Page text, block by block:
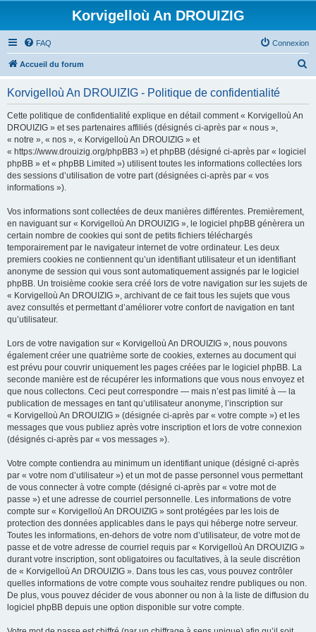
Korvigelloù An DROUIZIG
FAQ Connexion
Accueil du forum
Korvigelloù An DROUIZIG - Politique de confidentialité
Cette politique de confidentialité explique en détail comment « Korvigelloù An
DROUIZIG » et ses partenaires affiliés (désignés ci-après par « nous »,
« notre », « nos », « Korvigelloù An DROUIZIG » et
« https://www.drouizig.org/phpBB3 ») et phpBB (désigné ci-après par « logiciel
phpBB » et « phpBB Limited ») utilisent toutes les informations collectées lors
des sessions d’utilisation de votre part (désignées ci-après par « vos
informations »).
Vos informations sont collectées de deux manières différentes. Premièrement,
en naviguant sur « Korvigelloù An DROUIZIG », le logiciel phpBB génèrera un
certain nombre de cookies qui sont de petits fichiers téléchargés
temporairement par le navigateur internet de votre ordinateur. Les deux
premiers cookies ne contiennent qu’un identifiant utilisateur et un identifiant
anonyme de session qui vous sont automatiquement assignés par le logiciel
phpBB. Un troisième cookie sera créé lors de votre navigation sur les sujets de
« Korvigelloù An DROUIZIG », archivant de ce fait tous les sujets que vous
avez consultés et permettant d’améliorer votre confort de navigation en tant
qu’utilisateur.
Lors de votre navigation sur « Korvigelloù An DROUIZIG », nous pouvons
également créer une quatrième sorte de cookies, externes au document qui
est prévu pour couvrir uniquement les pages créées par le logiciel phpBB. La
seconde manière est de récupérer les informations que vous nous envoyez et
que nous collectons. Ceci peut correspondre — mais n’est pas limité à — la
publication de messages en tant qu’utilisateur anonyme, l’inscription sur
« Korvigelloù An DROUIZIG » (désignée ci-après par « votre compte ») et les
messages que vous publiez après votre inscription et lors de votre connexion
(désignés ci-après par « vos messages »).
Votre compte contiendra au minimum un identifiant unique (désigné ci-après
par « votre nom d’utilisateur ») et un mot de passe personnel vous permettant
de vous connecter à votre compte (désigné ci-après par « votre mot de
passe ») et une adresse de courriel personnelle. Les informations de votre
compte sur « Korvigelloù An DROUIZIG » sont protégées par les lois de
protection des données applicables dans le pays qui héberge notre serveur.
Toutes les informations, en-dehors de votre nom d’utilisateur, de votre mot de
passe et de votre adresse de courriel requis par « Korvigelloù An DROUIZIG »
durant votre inscription, sont obligatoires ou facultatives, à la seule discrétion
de « Korvigelloù An DROUIZIG ». Dans tous les cas, vous pouvez contrôler
quelles informations de votre compte vous souhaitez rendre publiques ou non.
De plus, vous pouvez décider de vous abonner ou non à la liste de diffusion du
logiciel phpBB depuis une option disponible sur votre compte.